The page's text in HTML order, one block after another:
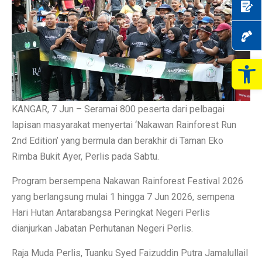
KANGAR, 7 Jun – Seramai 800 peserta dari pelbagai
lapisan masyarakat menyertai ‘Nakawan Rainforest Run
2nd Edition’ yang bermula dan berakhir di Taman Eko
Rimba Bukit Ayer, Perlis pada Sabtu.
Program bersempena Nakawan Rainforest Festival 2026
yang berlangsung mulai 1 hingga 7 Jun 2026, sempena
Hari Hutan Antarabangsa Peringkat Negeri Perlis
dianjurkan Jabatan Perhutanan Negeri Perlis.
Raja Muda Perlis, Tuanku Syed Faizuddin Putra Jamalullail